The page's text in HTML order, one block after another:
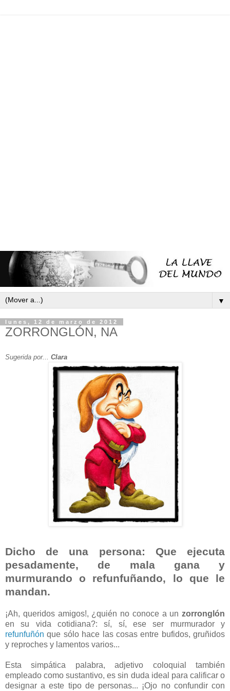
▼
lunes, 12 de marzo de 2012
ZORRONGLÓN, NA
Sugerida por... Clara
Dicho de una persona: Que ejecuta
pesadamente, de mala gana y
murmurando o refunfuñando, lo que le
mandan.
¡Ah, queridos amigos!, ¿quién no conoce a un zorronglón
en su vida cotidiana?: sí, sí, ese ser murmurador y
refunfuñón que sólo hace las cosas entre bufidos, gruñidos
y reproches y lamentos varios...
Esta simpática palabra, adjetivo coloquial también
empleado como sustantivo, es sin duda ideal para calificar o
designar a este tipo de personas... ¡Ojo no confundir con